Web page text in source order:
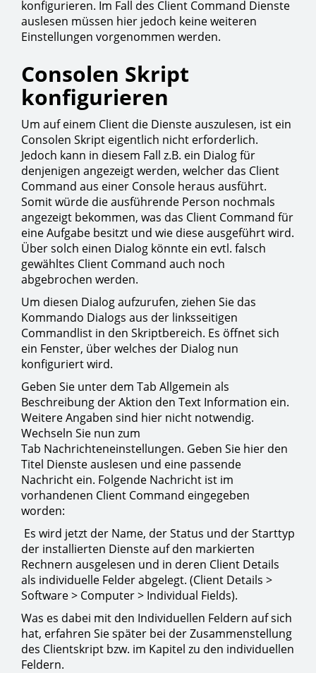
konfigurieren. Im Fall des Client Command Dienste
auslesen müssen hier jedoch keine weiteren
Einstellungen vorgenommen werden.
Consolen Skript
konfigurieren
Um auf einem Client die Dienste auszulesen, ist ein
Consolen Skript eigentlich nicht erforderlich.
Jedoch kann in diesem Fall z.B. ein Dialog für
denjenigen angezeigt werden, welcher das Client
Command aus einer Console heraus ausführt.
Somit würde die ausführende Person nochmals
angezeigt bekommen, was das Client Command für
eine Aufgabe besitzt und wie diese ausgeführt wird.
Über solch einen Dialog könnte ein evtl. falsch
gewähltes Client Command auch noch
abgebrochen werden.
Um diesen Dialog aufzurufen, ziehen Sie das
Kommando Dialogs aus der linksseitigen
Commandlist in den Skriptbereich. Es öffnet sich
ein Fenster, über welches der Dialog nun
konfiguriert wird.
Geben Sie unter dem Tab Allgemein als
Beschreibung der Aktion den Text Information ein.
Weitere Angaben sind hier nicht notwendig.
Wechseln Sie nun zum
Tab Nachrichteneinstellungen. Geben Sie hier den
Titel Dienste auslesen und eine passende
Nachricht ein. Folgende Nachricht ist im
vorhandenen Client Command eingegeben
worden:
Es wird jetzt der Name, der Status und der Starttyp
der installierten Dienste auf den markierten
Rechnern ausgelesen und in deren Client Details
als individuelle Felder abgelegt. (Client Details >
Software > Computer > Individual Fields).
Was es dabei mit den Individuellen Feldern auf sich
hat, erfahren Sie später bei der Zusammenstellung
des Clientskript bzw. im Kapitel zu den individuellen
Feldern.